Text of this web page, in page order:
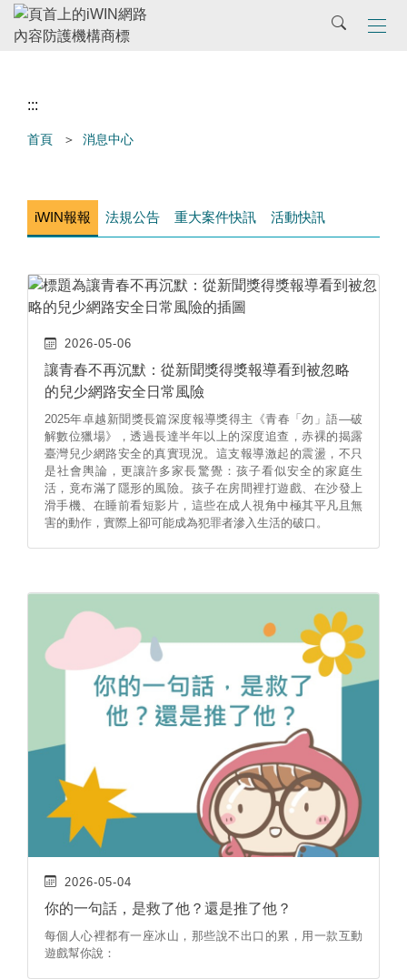
主
要
搜尋
:::
首頁 消息中心
iWIN報報 法規公告 重大案件快訊 活動快訊
2026-05-06
讓青春不再沉默：從新聞獎得獎報導看到被忽略
的兒少網路安全日常風險
2025年卓越新聞獎長篇深度報導獎得主《青春「勿」語—破
解數位獵場》，透過長達半年以上的深度追查，赤裸的揭露
臺灣兒少網路安全的真實現況。這支報導激起的震盪，不只
是社會輿論，更讓許多家長驚覺：孩子看似安全的家庭生
活，竟布滿了隱形的風險。孩子在房間裡打遊戲、在沙發上
滑手機、在睡前看短影片，這些在成人視角中極其平凡且無
害的動作，實際上卻可能成為犯罪者滲入生活的破口。
2026-05-04
你的一句話，是救了他？還是推了他？
每個人心裡都有一座冰山，那些說不出口的累，用一款互動
遊戲幫你說：